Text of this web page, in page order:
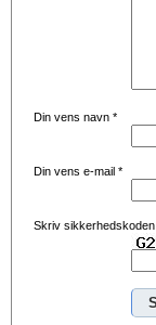
Din vens navn *
Din vens e-mail *
Skriv sikkerhedskoden